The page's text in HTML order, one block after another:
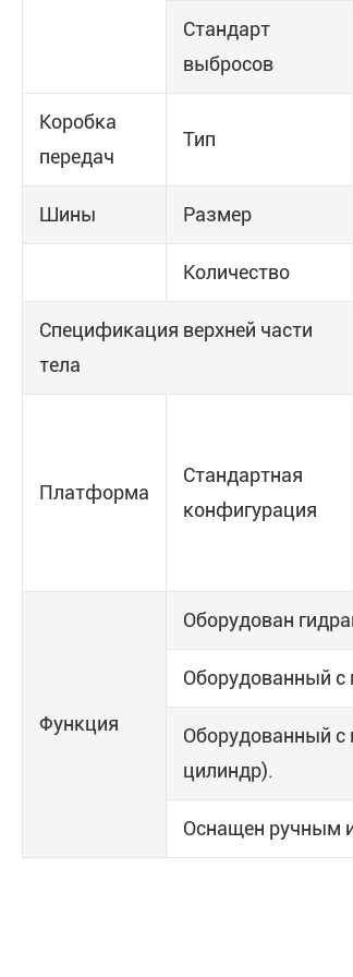
Стандарт
выбросов
Коробка
передач
Тип
Шины Размер
Количество
Спецификация верхней части
тела
Платформа
Стандартная
конфигурация
Функция
Оборудован
Оборудованный с
Оборудованный с
цилиндр).
Оснащен ручным